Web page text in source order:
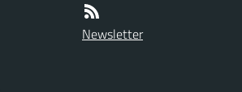
Newsletter